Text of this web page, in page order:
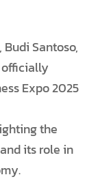
Santoso,
officially
Expo 2025
the
its role in